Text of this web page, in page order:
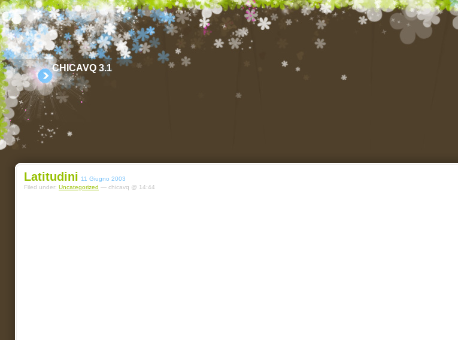
CHICAVQ 3.1
Latitudini 11 Giugno 2003
Filed under: Uncategorized — chicavq @ 14:44